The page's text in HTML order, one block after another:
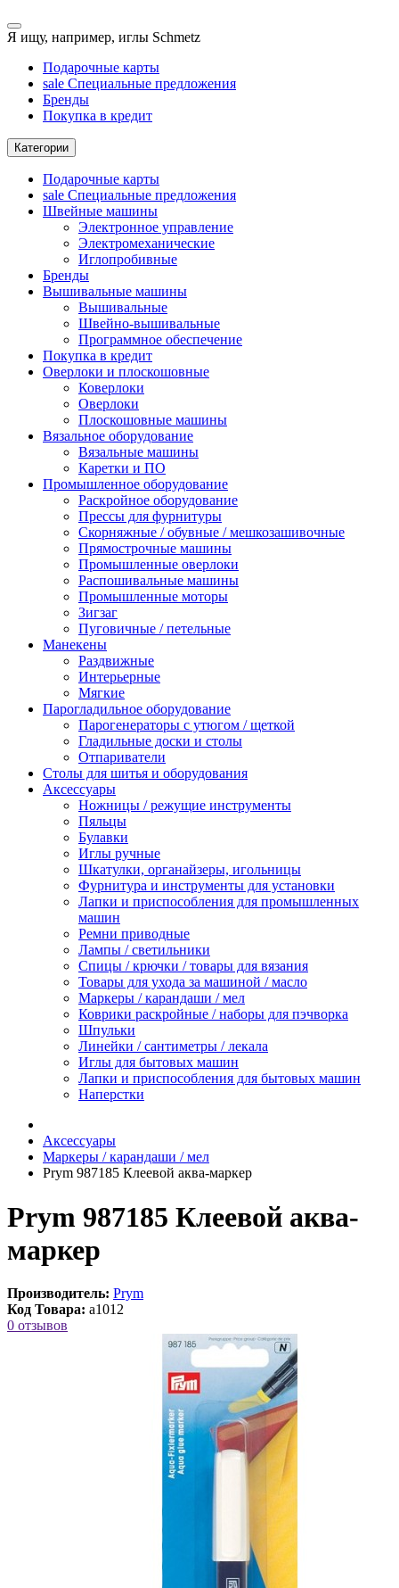
Я ищу, например, иглы Schmetz
Подарочные карты
sale Специальные предложения
Бренды
Покупка в кредит
Категории
Подарочные карты
sale Специальные предложения
Швейные машины
Электронное управление
Электромеханические
Иглопробивные
Бренды
Вышивальные машины
Вышивальные
Швейно-вышивальные
Программное обеспечение
Покупка в кредит
Оверлоки и плоскошовные
Коверлоки
Оверлоки
Плоскошовные машины
Вязальное оборудование
Вязальные машины
Каретки и ПО
Промышленное оборудование
Раскройное оборудование
Прессы для фурнитуры
Скорняжные / обувные / мешкозашивочные
Прямострочные машины
Промышленные оверлоки
Распошивальные машины
Промышленные моторы
Зигзаг
Пуговичные / петельные
Манекены
Раздвижные
Интерьерные
Мягкие
Парогладильное оборудование
Парогенераторы с утюгом / щеткой
Гладильные доски и столы
Отпариватели
Столы для шитья и оборудования
Аксессуары
Ножницы / режущие инструменты
Пяльцы
Булавки
Иглы ручные
Шкатулки, органайзеры, игольницы
Фурнитура и инструменты для установки
Лапки и приспособления для промышленных
машин
Ремни приводные
Лампы / светильники
Спицы / крючки / товары для вязания
Товары для ухода за машиной / масло
Маркеры / карандаши / мел
Коврики раскройные / наборы для пэчворка
Шпульки
Линейки / сантиметры / лекала
Иглы для бытовых машин
Лапки и приспособления для бытовых машин
Наперстки
Аксессуары
Маркеры / карандаши / мел
Prym 987185 Клеевой аква-маркер
Prym 987185 Клеевой аква-
маркер
Производитель: Prym
Код Товара: a1012
0 отзывов